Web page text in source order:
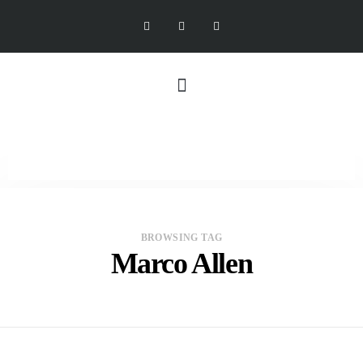
BROWSING TAG
Marco Allen